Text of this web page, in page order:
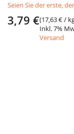
to
the
beginning
Seien Sie der erste,
3,79 €(17,63 €/
Inkl. 7%
Versand